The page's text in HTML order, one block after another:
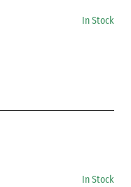
In Stock
In Stock